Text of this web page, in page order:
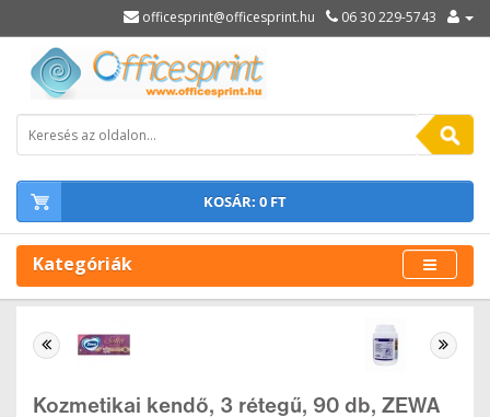
officesprint@officesprint.hu 06 30 229-5743
KOSÁR: 0 FT
Kategóriák
Kozmetikai kendő, 3 rétegű, 90 db, ZEWA